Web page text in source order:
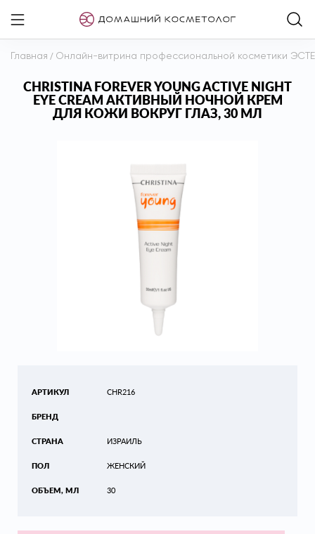
Главная / Онлайн-витрина профессиональной косметики
CHRISTINA FOREVER YOUNG ACTIVE NIGHT
EYE CREAM АКТИВНЫЙ НОЧНОЙ КРЕМ
ДЛЯ КОЖИ ВОКРУГ ГЛАЗ, 30 МЛ
АРТИКУЛ
БРЕНД
СТРАНА
ПОЛ
ОБЪЕМ, МЛ
CHR216
ИЗРАИЛЬ
ЖЕНСКИЙ
30